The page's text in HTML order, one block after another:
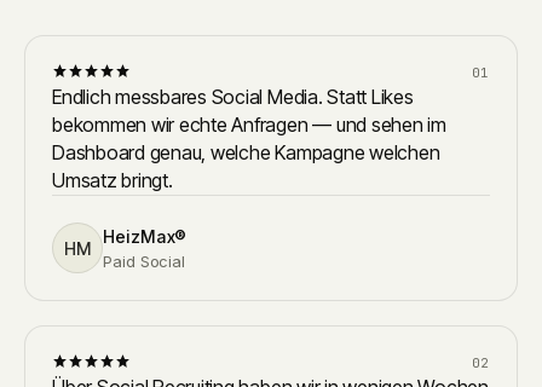
01
Endlich messbares Social Media. Statt Likes
bekommen wir echte Anfragen — und sehen im
Dashboard genau, welche Kampagne welchen
Umsatz bringt.
HM
HeizMax®
Paid Social
02